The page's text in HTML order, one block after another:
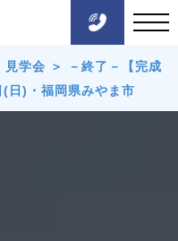
見学会 ＞
－終了－【完成
日)・福岡県みやま市